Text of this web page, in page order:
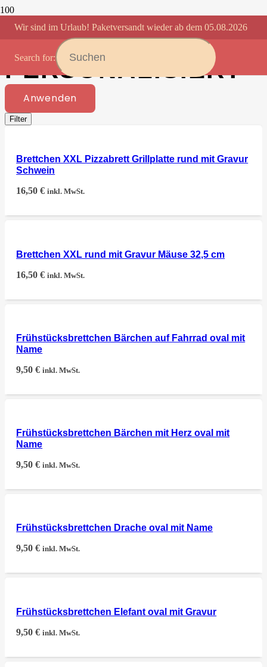
Wir sind im Urlaub! Paketversandt wieder ab dem 05.08.2026
Search for:
HOLZBRETTCHEN
PERSONALISIERT
Anwenden
Filter
Brettchen XXL Pizzabrett Grillplatte rund mit Gravur
Schwein
16,50€ inkl. MwSt.
Brettchen XXL rund mit Gravur Mäuse 32,5 cm
16,50€ inkl. MwSt.
Frühstücksbrettchen Bärchen auf Fahrrad oval mit
Name
9,50€ inkl. MwSt.
Frühstücksbrettchen Bärchen mit Herz oval mit
Name
9,50€ inkl. MwSt.
Frühstücksbrettchen Drache oval mit Name
9,50€ inkl. MwSt.
Frühstücksbrettchen Elefant oval mit Gravur
9,50€ inkl. MwSt.